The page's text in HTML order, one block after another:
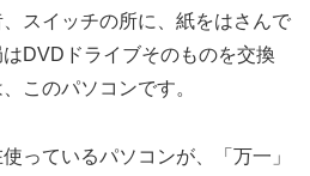
スイッチの所に、紙をはさんで
DVDドライブそのものを交換
このパソコンです。
っているパソコンが、「万一」